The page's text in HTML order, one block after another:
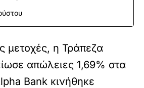
μετοχές, η Τράπεζα
απώλειες 1,69% στα
Bank κινήθηκε